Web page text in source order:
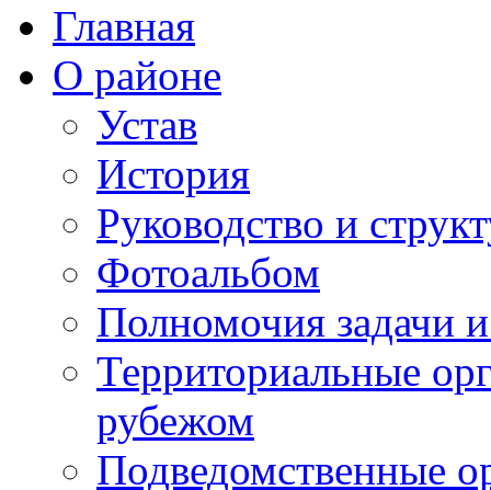
Главная
О районе
Устав
История
Руководство и
Фотоальбом
Полномочия задачи
Территориальные
рубежом
Подведомственные